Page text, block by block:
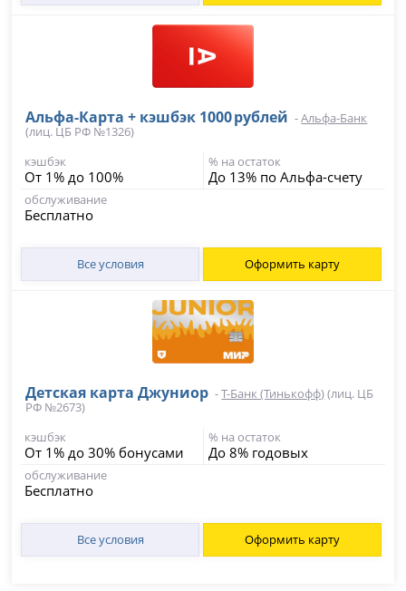
Альфа‑Карта + кэшбэк 1000 рублей -Альфа-Банк
(лиц. ЦБ РФ №1326)
кэшбэк
От 1% до 100%
% на остаток
До 13% по Альфа-счету
обслуживание
Бесплатно
Все условия Оформить карту
Детская карта Джуниор -Т-Банк (Тинькофф)(лиц. ЦБ
РФ №2673)
кэшбэк
От 1% до 30% бонусами
% на остаток
До 8% годовых
обслуживание
Бесплатно
Все условия Оформить карту